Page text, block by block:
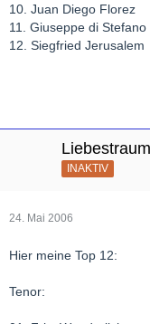
10. Juan Diego Florez
11. Giuseppe di Stefano
12. Siegfried Jerusalem
Liebestraum
INAKTIV
24. Mai 2006
Hier meine Top 12:
Tenor: